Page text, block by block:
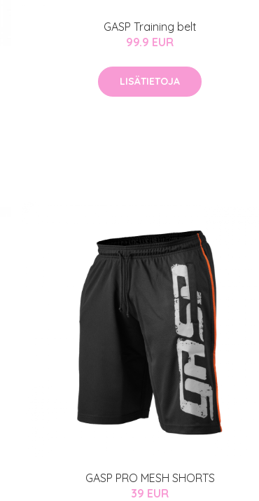
GASP Training belt
99.9 EUR
LISÄTIETOJA
GASP PRO MESH SHORTS
39 EUR
tuotteet -20 %!